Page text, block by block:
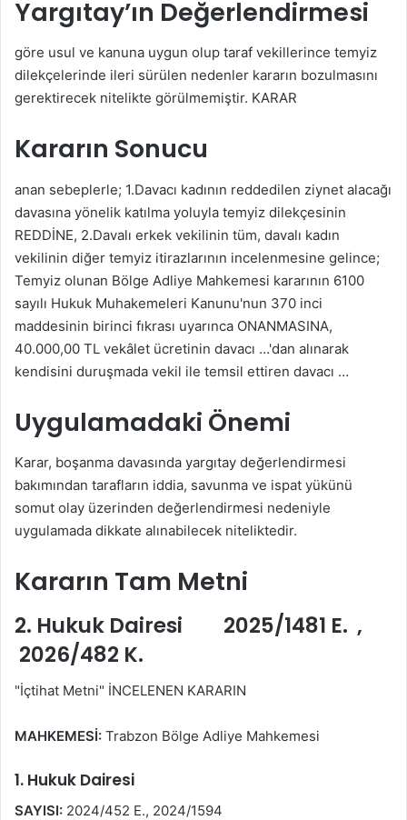
Yargıtay’ın Değerlendirmesi
göre usul ve kanuna uygun olup taraf vekillerince temyiz
dilekçelerinde ileri sürülen nedenler kararın bozulmasını
gerektirecek nitelikte görülmemiştir. KARAR
Kararın Sonucu
anan sebeplerle; 1.Davacı kadının reddedilen ziynet alacağı
davasına yönelik katılma yoluyla temyiz dilekçesinin
REDDİNE, 2.Davalı erkek vekilinin tüm, davalı kadın
vekilinin diğer temyiz itirazlarının incelenmesine gelince;
Temyiz olunan Bölge Adliye Mahkemesi kararının 6100
sayılı Hukuk Muhakemeleri Kanunu'nun 370 inci
maddesinin birinci fıkrası uyarınca ONANMASINA,
40.000,00 TL vekâlet ücretinin davacı …'dan alınarak
kendisini duruşmada vekil ile temsil ettiren davacı …
Uygulamadaki Önemi
Karar, boşanma davasında yargıtay değerlendirmesi
bakımından tarafların iddia, savunma ve ispat yükünü
somut olay üzerinden değerlendirmesi nedeniyle
uygulamada dikkate alınabilecek niteliktedir.
Kararın Tam Metni
2. Hukuk Dairesi 2025/1481 E. ,
2026/482 K.
"İçtihat Metni" İNCELENEN KARARIN
MAHKEMESİ: Trabzon Bölge Adliye Mahkemesi
1. Hukuk Dairesi
SAYISI: 2024/452 E., 2024/1594